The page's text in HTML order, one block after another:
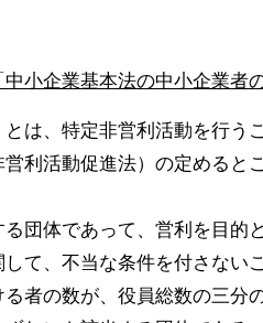
小企業基本法の中小企業者の
は、特定非営利活動を行
利活動促進法）の定める
団体であって、営利を目的
て、不当な条件を付さないこ
者の数が、役員総数の三分